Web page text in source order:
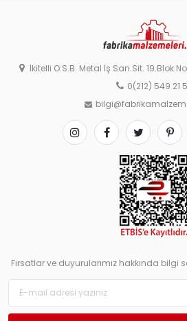
İkitelli O.S.B. Metal İş San.Sit. 19.Blok
0(212) 549 21
Fırsatlar ve duyurularımız hakkında